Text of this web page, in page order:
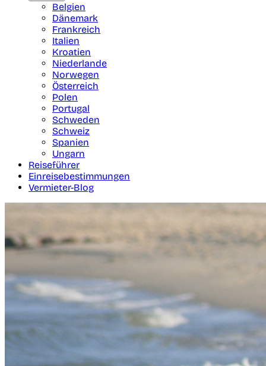
Belgien
Dänemark
Frankreich
Italien
Kroatien
Niederlande
Norwegen
Österreich
Polen
Portugal
Schweden
Schweiz
Spanien
Ungarn
Reiseführer
Einreisebestimmungen
Vermieter-Blog